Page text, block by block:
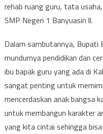
rehab ruang guru, tata
SMP Negeri 1 Banyuasin ll.
Dalam sambutannya, Bupati
mundurnya pendidikan dan
ibu bapak guru yang ada di
sangat penting untuk
mencerdaskan anak bangsa
untuk membangun karakter
yang kita cintai sehingga